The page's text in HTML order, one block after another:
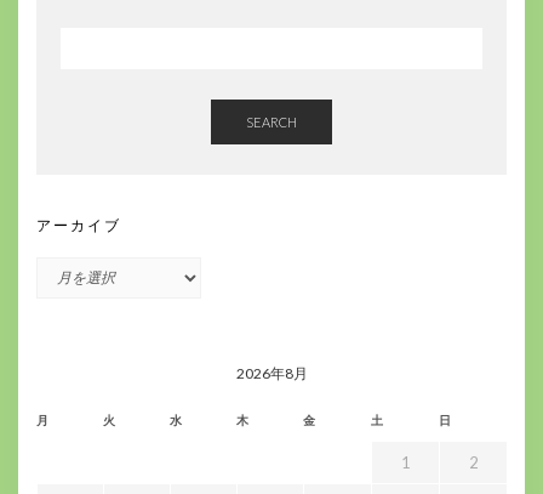
SEARCH
アーカイブ
2026年8月
月 火 水 木 金 土 日
1 2